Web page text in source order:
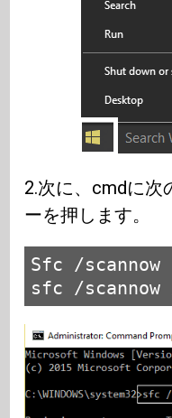
2.次に、cmdに次
ーを押します。
Sfc /scannow
sfc /